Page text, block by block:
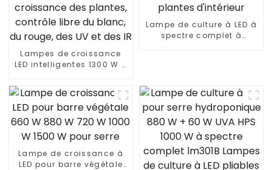
Lampes de croissance
LED intelligentes 1300 W 5
indépendants, réglage
du spectre, lampe de
croissance des plantes,
du rouge, des UV et des
IR
Lampe de culture à LED à
spectre complet à
plantes d'intérieur
Lampe de croissance à
LED pour barre végétale